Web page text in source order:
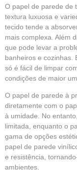
O papel de parede de
textura luxuosa e
tecido tende a
mais complexa. Além
que pode levar a
banheiros e cozinhas.
só é fácil de limpar
condições de maior
O papel de parede à
diretamente com o
à umidade. No
limitada, enquanto o
gama de opções
papel de parede
e resistência,
ambientes.